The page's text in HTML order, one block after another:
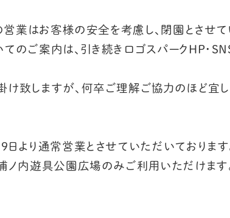
営業はお客様の安全を考慮し、閉園とさせて
のご案内は、引き続きロゴスパーク HP・
致しますが、何卒ご理解ご協力のほど宜し
日 より通常営業とさせていただいております
ノ内遊具公園広場のみご利用いただけます